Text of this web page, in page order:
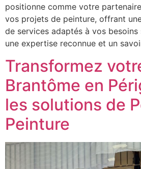
positionne comme votre
vos projets de peinture, offrant
de services adaptés à vos besoins
une expertise reconnue et un
Transformez
Brantôme en
les solutions de
Peinture